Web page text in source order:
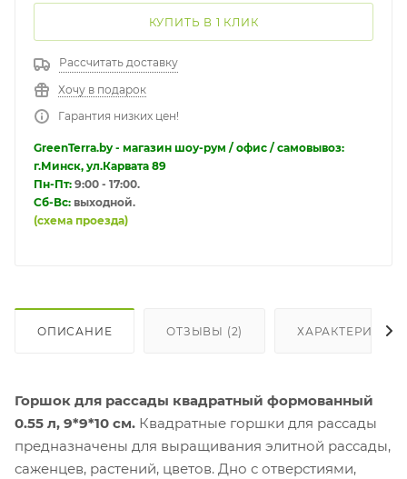
КУПИТЬ В 1 КЛИК
Рассчитать доставку
Хочу в подарок
Гарантия низких цен!
GreenTerra.by - магазин шоу-рум / офис / самовывоз:
г.Минск, ул.Карвата 89
Пн-Пт: 9:00 - 17:00.
Сб-Вс: выходной.
(схема проезда)
ОПИСАНИЕ ОТЗЫВЫ (2)
Горшок для рассады квадратный формованный
0.55 л, 9*9*10 см. Квадратные горшки для рассады
предназначены для выращивания элитной рассады,
саженцев, растений, цветов. Дно с отверстиями,